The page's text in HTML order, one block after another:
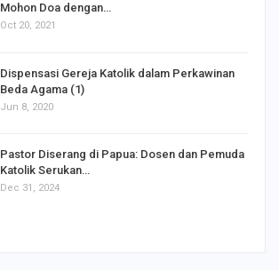
Mohon Doa dengan…
Oct 20, 2021
Dispensasi Gereja Katolik dalam Perkawinan
Beda Agama (1)
Jun 8, 2020
Pastor Diserang di Papua: Dosen dan Pemuda
Katolik Serukan…
Dec 31, 2024